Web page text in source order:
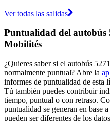
Ver todas las salidas
Puntualidad del autobús
Mobilités
¿Quieres saber si el autobús
normalmente puntual? Abre la
informes de puntualidad de esta
Tú también puedes contribuir
tiempo, puntual o con retraso.
puntualidad se generan en base
pueden ser diferentes de los